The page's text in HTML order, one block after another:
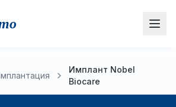
Имплант Nobel
Biocare